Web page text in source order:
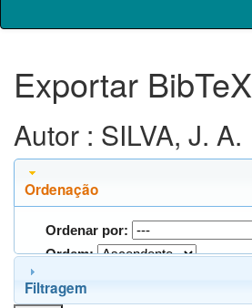
Exportar BibTeX
Autor : SILVA, J. A.
Ordenação
Ordenar por:
Ordem:
Filtragem